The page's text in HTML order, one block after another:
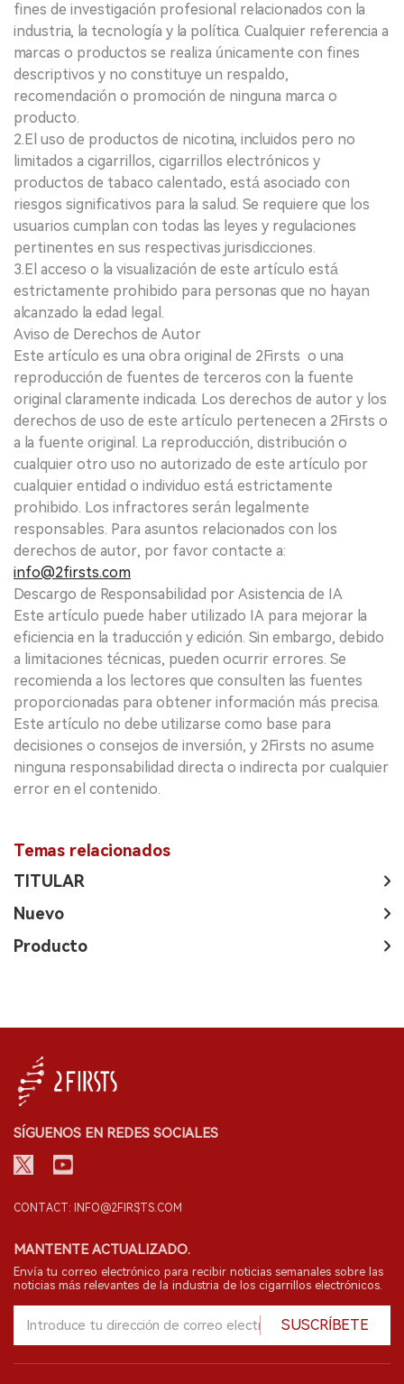
fines de investigación profesional relacionados con la
industria, la tecnología y la política. Cualquier referencia a
marcas o productos se realiza únicamente con fines
descriptivos y no constituye un respaldo,
recomendación o promoción de ninguna marca o
producto.
2.El uso de productos de nicotina, incluidos pero no
limitados a cigarrillos, cigarrillos electrónicos y
productos de tabaco calentado, está asociado con
riesgos significativos para la salud. Se requiere que los
usuarios cumplan con todas las leyes y regulaciones
pertinentes en sus respectivas jurisdicciones.
3.El acceso o la visualización de este artículo está
estrictamente prohibido para personas que no hayan
alcanzado la edad legal.
Aviso de Derechos de Autor
Este artículo es una obra original de 2Firsts o una
reproducción de fuentes de terceros con la fuente
original claramente indicada. Los derechos de autor y los
derechos de uso de este artículo pertenecen a 2Firsts o
a la fuente original. La reproducción, distribución o
cualquier otro uso no autorizado de este artículo por
cualquier entidad o individuo está estrictamente
prohibido. Los infractores serán legalmente
responsables. Para asuntos relacionados con los
derechos de autor, por favor contacte a:
info@2firsts.com
Descargo de Responsabilidad por Asistencia de IA
Este artículo puede haber utilizado IA para mejorar la
eficiencia en la traducción y edición. Sin embargo, debido
a limitaciones técnicas, pueden ocurrir errores. Se
recomienda a los lectores que consulten las fuentes
proporcionadas para obtener información más precisa.
Este artículo no debe utilizarse como base para
decisiones o consejos de inversión, y 2Firsts no asume
ninguna responsabilidad directa o indirecta por cualquier
error en el contenido.
Temas relacionados
TITULAR
Nuevo
Producto
SÍGUENOS EN REDES SOCIALES
CONTACT: INFO@2FIRSTS.COM
MANTENTE ACTUALIZADO.
Envía tu correo electrónico para recibir noticias semanales sobre las
noticias más relevantes de la industria de los cigarrillos electrónicos.
SUSCRÍBETE